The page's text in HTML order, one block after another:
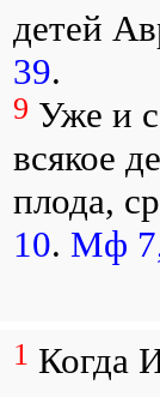
детей
39.
9 Уже и
всякое
плода,
10. Мф
1 Когда